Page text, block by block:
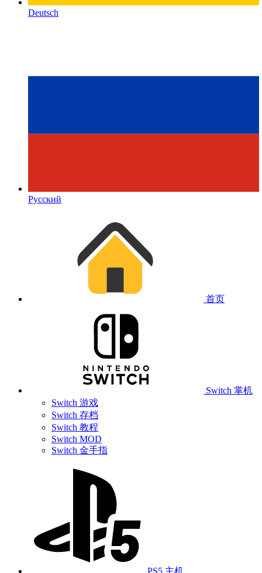
Deutsch
Русский
首页
Switch 掌机
Switch 游戏
Switch 存档
Switch 教程
Switch MOD
Switch 金手指